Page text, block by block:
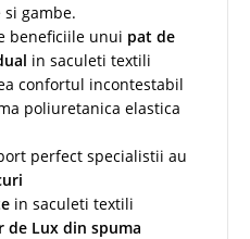
gambe.
beneficiile unui pat de
in saculeti textili
confortul incontestabil
poliuretanica elastica
perfect specialistii au
in saculeti textili
de Lux din spuma